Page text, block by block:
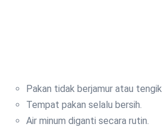
Pakan tidak berjamur atau tengik.
Tempat pakan selalu bersih.
Air minum diganti secara rutin.